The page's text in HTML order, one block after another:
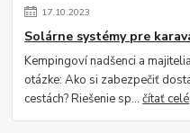
17.10.2023
Solárne systémy pre
Kempingoví nadšenci a
otázke: Ako si zabezpečiť
cestách? Riešenie sp...čítať celé